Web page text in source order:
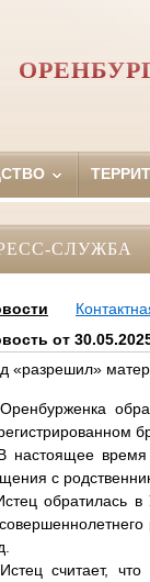
СЛУЖБА
от
«разрешил»
настоящее время
с
обратилась
считает, что